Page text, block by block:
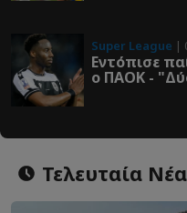
Super League |
Εντόπισε
ο ΠΑΟΚ -
Τελευταία Νέα